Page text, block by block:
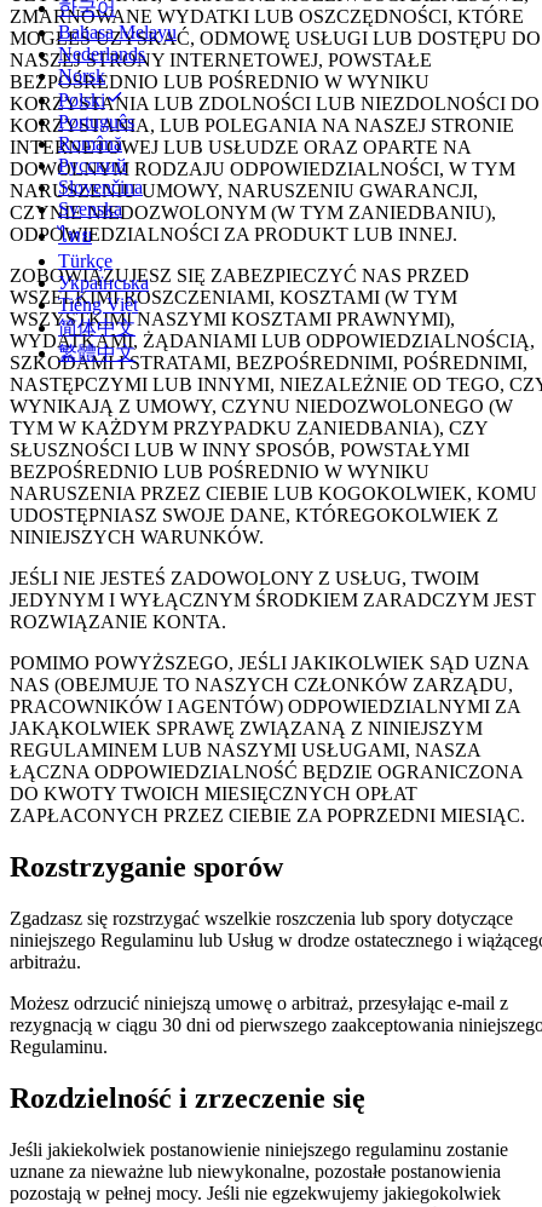
한국어
Bahasa Melayu
Nederlands
Norsk
Polski
Português
Română
Русский
Slovenčina
Svenska
ไทย
Türkçe
Українська
Tiếng Việt
简体中文
繁體中文
ZMARNOWANE WYDATKI LUB OSZCZĘDNOŚCI, KTÓRE
MOGŁEŚ UZYSKAĆ, ODMOWĘ USŁUGI LUB DOSTĘPU DO
NASZEJ STRONY INTERNETOWEJ, POWSTAŁE
BEZPOŚREDNIO LUB POŚREDNIO W WYNIKU
KORZYSTANIA LUB ZDOLNOŚCI LUB NIEZDOLNOŚCI DO
KORZYSTANIA, LUB POLEGANIA NA NASZEJ STRONIE
INTERNETOWEJ LUB USŁUDZE ORAZ OPARTE NA
DOWOLNYM RODZAJU ODPOWIEDZIALNOŚCI, W TYM
NARUSZENIU UMOWY, NARUSZENIU GWARANCJI,
CZYNIE NIEDOZWOLONYM (W TYM ZANIEDBANIU),
ODPOWIEDZIALNOŚCI ZA PRODUKT LUB INNEJ.
ZOBOWIĄZUJESZ SIĘ ZABEZPIECZYĆ NAS PRZED
WSZELKIMI ROSZCZENIAMI, KOSZTAMI (W TYM
WSZYSTKIMI NASZYMI KOSZTAMI PRAWNYMI),
WYDATKAMI, ŻĄDANIAMI LUB ODPOWIEDZIALNOŚCIĄ,
SZKODAMI I STRATAMI, BEZPOŚREDNIMI, POŚREDNIMI,
NASTĘPCZYMI LUB INNYMI, NIEZALEŻNIE OD TEGO,
WYNIKAJĄ Z UMOWY, CZYNU NIEDOZWOLONEGO (W
TYM W KAŻDYM PRZYPADKU ZANIEDBANIA), CZY
SŁUSZNOŚCI LUB W INNY SPOSÓB, POWSTAŁYMI
BEZPOŚREDNIO LUB POŚREDNIO W WYNIKU
NARUSZENIA PRZEZ CIEBIE LUB KOGOKOLWIEK, KOMU
UDOSTĘPNIASZ SWOJE DANE, KTÓREGOKOLWIEK Z
NINIEJSZYCH WARUNKÓW.
JEŚLI NIE JESTEŚ ZADOWOLONY Z USŁUG, TWOIM
JEDYNYM I WYŁĄCZNYM ŚRODKIEM ZARADCZYM JEST
ROZWIĄZANIE KONTA.
POMIMO POWYŻSZEGO, JEŚLI JAKIKOLWIEK SĄD UZNA
NAS (OBEJMUJE TO NASZYCH CZŁONKÓW ZARZĄDU,
PRACOWNIKÓW I AGENTÓW) ODPOWIEDZIALNYMI ZA
JAKĄKOLWIEK SPRAWĘ ZWIĄZANĄ Z NINIEJSZYM
REGULAMINEM LUB NASZYMI USŁUGAMI, NASZA
ŁĄCZNA ODPOWIEDZIALNOŚĆ BĘDZIE OGRANICZONA
DO KWOTY TWOICH MIESIĘCZNYCH OPŁAT
ZAPŁACONYCH PRZEZ CIEBIE ZA POPRZEDNI MIESIĄC.
Rozstrzyganie sporów
Zgadzasz się rozstrzygać wszelkie roszczenia lub spory dotyczące
niniejszego Regulaminu lub Usług w drodze ostatecznego i
arbitrażu.
Możesz odrzucić niniejszą umowę o arbitraż, przesyłając e-mail z
rezygnacją w ciągu 30 dni od pierwszego zaakceptowania
Regulaminu.
Rozdzielność i zrzeczenie się
Jeśli jakiekolwiek postanowienie niniejszego regulaminu zostanie
uznane za nieważne lub niewykonalne, pozostałe postanowienia
pozostają w pełnej mocy. Jeśli nie egzekwujemy jakiegokolwiek